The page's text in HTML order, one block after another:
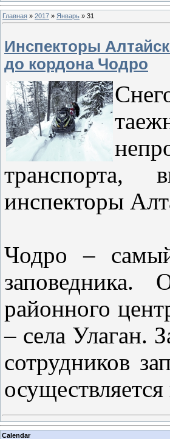
Главная » 2017 » Январь » 31
Инспекторы
до кордона Чодро
транспорта,
инспекторы
Чодро –
районного
– села Улаган.
сотрудников
осуществляется
Calendar